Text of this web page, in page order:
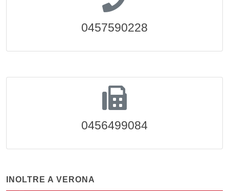
0457590228
0456499084
INOLTRE A VERONA